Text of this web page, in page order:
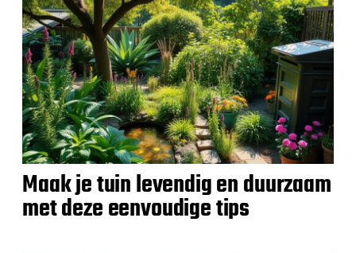
Maak je tuin levendig en duurzaam
met deze eenvoudige tips